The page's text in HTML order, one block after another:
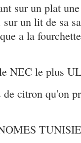
sur un plat
un lit de sa
a la
NEC le plus
citron qu'on